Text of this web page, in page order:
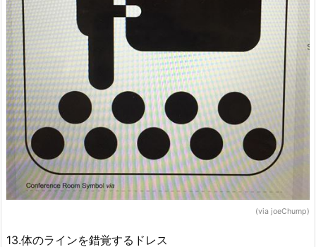
(via joeChump)
13.体のラインを錯覚するドレス